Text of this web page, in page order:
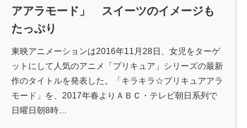
アアラモード」 スイーツのイメージも
たっぷり
東映アニメーションは2016年11月28日、女児をターゲ
ットにして人気のアニメ「プリキュア」シリーズの最新
作のタイトルを発表した。「キラキラ☆プリキュアアラ
モード」を、2017年春よりＡＢＣ・テレビ朝日系列で
日曜日朝8時…